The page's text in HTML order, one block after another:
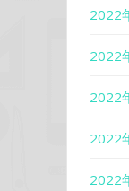
2022
2022
2022
2022
2022